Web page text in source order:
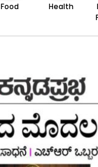
Food Health